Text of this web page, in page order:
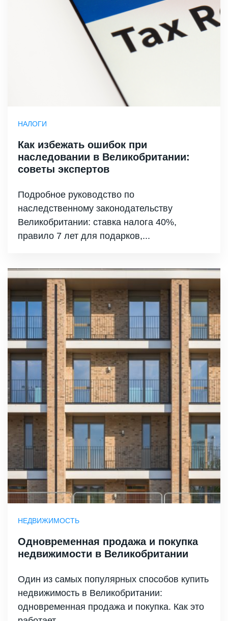
НАЛОГИ
Как избежать ошибок при
наследовании в Великобритании:
советы экспертов
Подробное руководство по
наследственному законодательству
Великобритании: ставка налога 40%,
правило 7 лет для подарков,...
НЕДВИЖИМОСТЬ
Одновременная продажа и покупка
недвижимости в Великобритании
Один из самых популярных способов купить
недвижимость в Великобритании:
одновременная продажа и покупка. Как это